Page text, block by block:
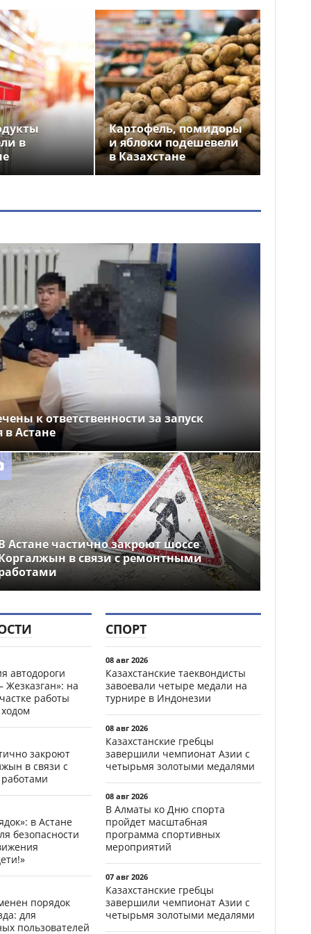
в
Картофель, помидоры
и яблоки подешевели
в Казахстане
к ответственности за запуск
в Астане
Астане частично закроют шоссе
в связи с ремонтными
автодороги
Жезказган»: на
работы
закроют
в связи с
в Астане
безопасности
порядок
для
пользователей
СПОРТ
08 авг 2026
Казахстанские таеквондисты
завоевали четыре медали на
турнире в Индонезии
08 авг 2026
Казахстанские гребцы
завершили чемпионат Азии с
четырьмя золотыми медалями
08 авг 2026
В Алматы ко Дню спорта
пройдет масштабная
программа спортивных
мероприятий
07 авг 2026
Казахстанские гребцы
завершили чемпионат Азии с
четырьмя золотыми медалями